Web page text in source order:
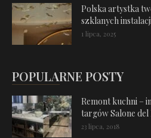
Polska artystka
szklanych
1 lipca, 2025
POPULARNE POSTY
Remont kuchni –
targów Salone del
23 lipca, 2018